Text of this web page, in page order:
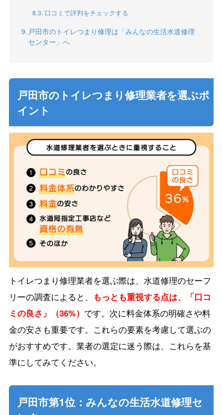
口コミで評判をチェックする
戸田市のトイレつまり修理は「みんなの生活水道修理
センター」へ
戸田市のトイレつまり修理業者を選ぶポ
イント
トイレつまり修理業者を選ぶ際は、水道修理のセーフ
リーの調査によると、
もっとも重視する点は、「口コ
ミの良さ」（36%） です。次に料金体系の明確さや料
金の安さも重要です。これらの要素を考慮して選ぶの
がおすすめです。業者の選定に迷う際は、これらを基
準にしてみてください。
戸田市第1位：みんなの生活水道修理セ